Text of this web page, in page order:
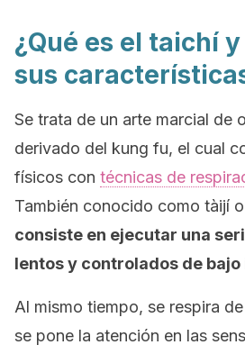
¿Qué es el taichí
sus
Se trata de un arte marcial de
derivado del kung fu, el cual
físicos con técnicas de
También conocido como tàijí o
consiste en ejecutar una
lentos y controlados de
Al mismo tiempo, se respira
se pone la atención en las